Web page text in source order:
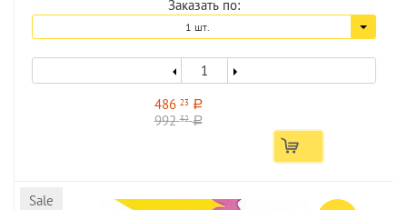
Заказать по:
1 шт.
486 23 a
99232 a
Sale